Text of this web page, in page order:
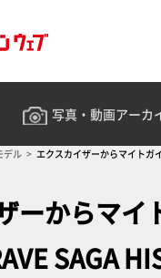
写真・動画アーカ
デル エクスカイザーからマイトガ
ーからマイ
SAGA